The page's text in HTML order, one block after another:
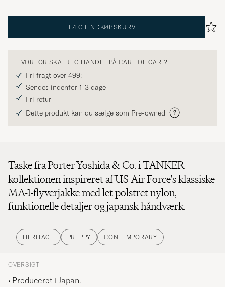
LÆG I INDKØBSKURV
HVORFOR SKAL JEG HANDLE PÅ CARE OF CARL?
Fri fragt over 499;-
Sendes indenfor 1-3 dage
Fri retur
Dette produkt kan du sælge som Pre-owned
Taske fra Porter-Yoshida & Co. i TANKER-
kollektionen inspireret af US Air Force's klassiske
MA-1-flyverjakke med let polstret nylon,
funktionelle detaljer og japansk håndværk.
HERITAGE PREPPY CONTEMPORARY
OVERSIGT
Produceret i Japan.